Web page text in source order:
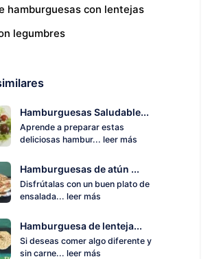
hamburguesas con lentejas
legumbres
Hamburguesas Saludable...
Aprende a preparar estas
deliciosas hambur... leer más
Hamburguesas de atún ...
Disfrútalas con un buen plato de
ensalada... leer más
Hamburguesa de lenteja...
Si deseas comer algo diferente y
sin carne... leer más